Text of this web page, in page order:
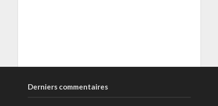
Derniers commentaires